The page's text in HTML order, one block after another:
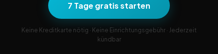
7 Tage gratis starten
Keine Kreditkarte nötig · Keine Einrichtungsgebühr · Jederzeit
kündbar